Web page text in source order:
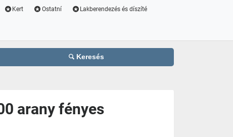
Kert Ostatní Lakberendezés és díszíté
Keresés
arany fényes